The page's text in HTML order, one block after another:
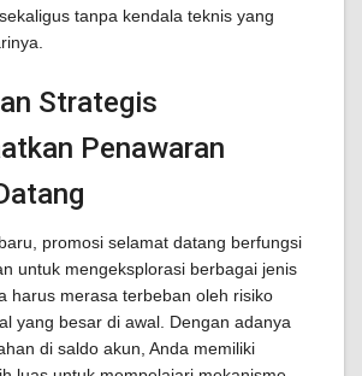
tanpa kendala teknis yang
Strategis
Penawaran
promosi selamat datang berfungsi
untuk mengeksplorasi berbagai jenis
harus merasa terbeban oleh risiko
yang besar di awal. Dengan adanya
di saldo akun, Anda memiliki